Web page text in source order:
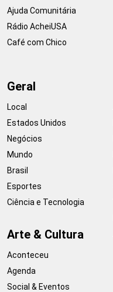
Ajuda Comunitária
Rádio AcheiUSA
Café com Chico
Geral
Local
Estados Unidos
Negócios
Mundo
Brasil
Esportes
Ciência e Tecnologia
Arte & Cultura
Aconteceu
Agenda
Social & Eventos